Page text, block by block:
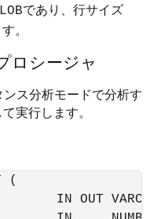
であり、行サイズ
。
ロシージャ
ス分析モードで分析す
実行します。
(
IN OUT